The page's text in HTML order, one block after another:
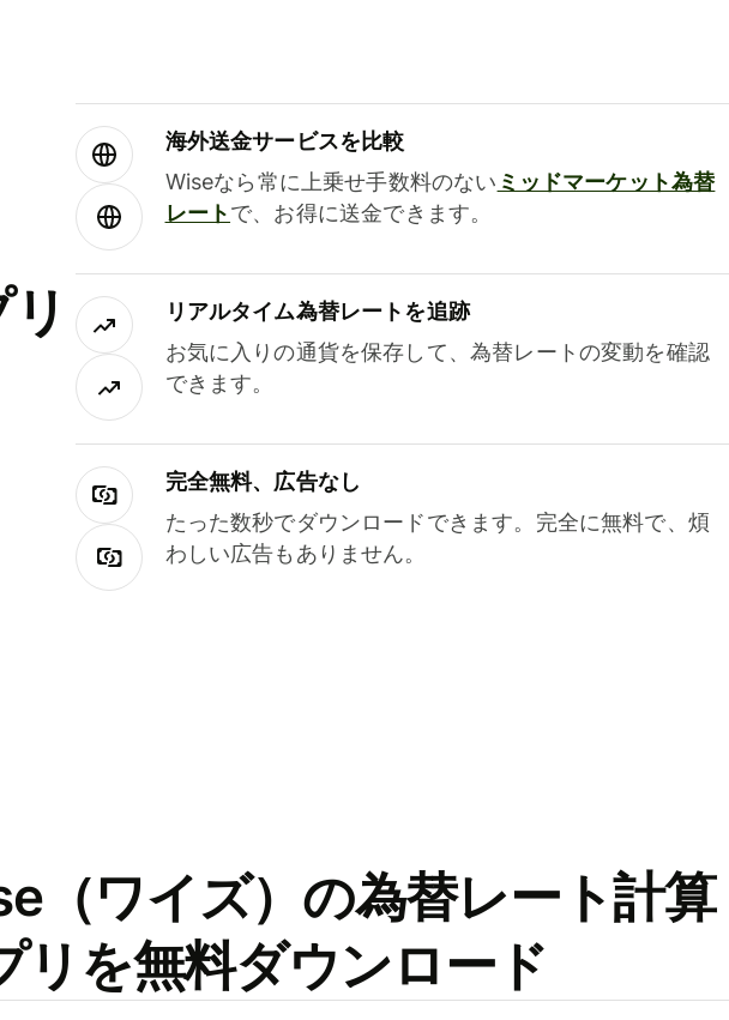
海外送金サービスを比較
Wiseなら常に上乗せ手数料のない ミッドマーケット為替
レートで、お得に送金できます。
リアルタイム為替レートを追跡
お気に入りの通貨を保存して、為替レートの変動を確認
できます。
完全無料、広告なし
たった数秒でダウンロードできます。完全に無料で、煩
わしい広告もありません。
（ワイズ）の為替レート計算
リを無料ダウンロード